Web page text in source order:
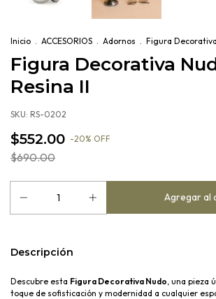
Inicio . ACCESORIOS . Adornos . Figura
Figura Decorativa
Resina II
SKU: RS-0202
$552.00 -20% OFF
$690.00
Descripción
Descubre esta Figura Decorativa Nudo, una pieza
toque de sofisticación y modernidad a cualquier